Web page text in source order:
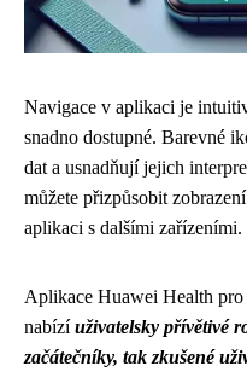
Navigace v aplikaci je
snadno dostupné. Barevné
dat a usnadňují jejich
můžete přizpůsobit
aplikaci s dalšími zařízeními.
Aplikace Huawei Health
nabízíuživatelsky přívětivé
začátečníky, tak zkušené